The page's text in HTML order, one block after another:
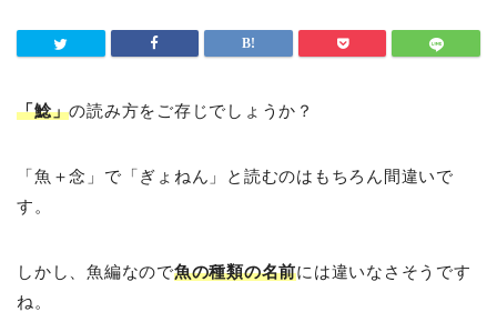
「鯰」の読み方をご存じでしょうか？
「魚＋念」で「ぎょねん」と読むのはもちろん間違いで
す。
しかし、魚編なので魚の種類の名前には違いなさそうです
ね。